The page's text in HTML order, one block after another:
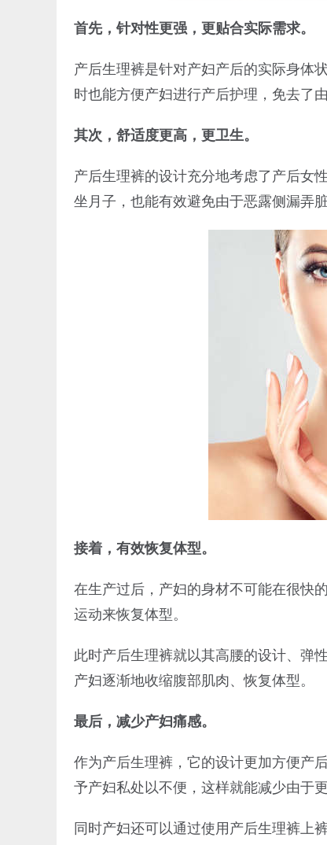
首先，针对性更强，更贴合实际需求。
产后生理裤是针对产妇产后的实际身体
时也能方便产妇进行产后护理，免去了
其次，舒适度更高，更卫生。
产后生理裤的设计充分地考虑了产后女
坐月子，也能有效避免由于恶露侧漏弄
接着，有效恢复体型。
在生产过后，产妇的身材不可能在很快
运动来恢复体型。
此时产后生理裤就以其高腰的设计、弹
产妇逐渐地收缩腹部肌肉、恢复体型。
最后，减少产妇痛感。
作为产后生理裤，它的设计更加方便产
予产妇私处以不便，这样就能减少由于
同时产妇还可以通过使用产后生理裤上